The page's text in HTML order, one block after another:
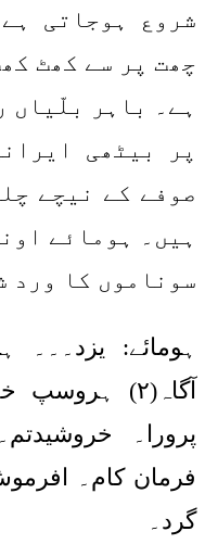
شروع ہوجاتی
چھت پر سے کھٹ
ہے۔ باہر بلّیاں
پر بیٹھی
صوفے کے نیچے
ہیں۔ ہومائے
سوناموں کا ورد
پرورا۔
فرمان کام۔
گرد۔